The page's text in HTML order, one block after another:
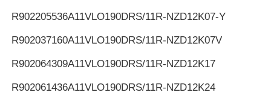
R902205536A11VLO190DRS/11R-NZD12K07-Y
R902037160A11VLO190DRS/11R-NZD12K07V
R902064309A11VLO190DRS/11R-NZD12K17
R902061436A11VLO190DRS/11R-NZD12K24